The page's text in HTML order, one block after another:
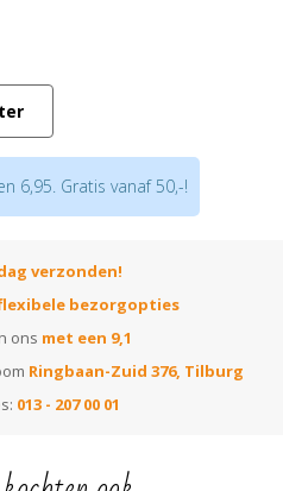
onderhoudsbehandeling.
6,95. Gratis vanaf 50,-!
verzonden!
bezorgopties
ons met een 9,1
Ringbaan-Zuid 376, Tilburg
013 - 207 00 01